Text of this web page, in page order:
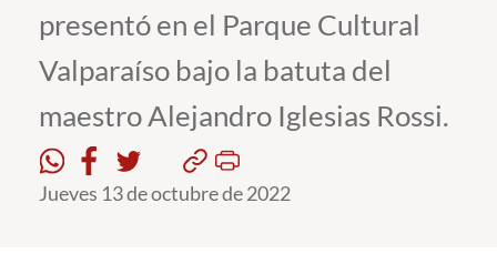
Estudiantes
presentó en el Parque Cultural
Valparaíso bajo la batuta del
maestro Alejandro Iglesias Rossi.
Jueves 13 de octubre de 2022